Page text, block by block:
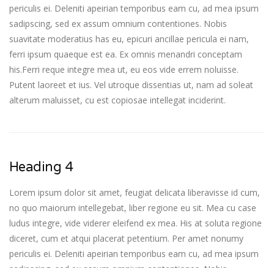
periculis ei. Deleniti apeirian temporibus eam cu, ad mea ipsum
sadipscing, sed ex assum omnium contentiones. Nobis
suavitate moderatius has eu, epicuri ancillae pericula ei nam,
ferri ipsum quaeque est ea. Ex omnis menandri conceptam
his.Ferri reque integre mea ut, eu eos vide errem noluisse.
Putent laoreet et ius. Vel utroque dissentias ut, nam ad soleat
alterum maluisset, cu est copiosae intellegat inciderint.
Heading 4
Lorem ipsum dolor sit amet, feugiat delicata liberavisse id cum,
no quo maiorum intellegebat, liber regione eu sit. Mea cu case
ludus integre, vide viderer eleifend ex mea. His at soluta regione
diceret, cum et atqui placerat petentium. Per amet nonumy
periculis ei. Deleniti apeirian temporibus eam cu, ad mea ipsum